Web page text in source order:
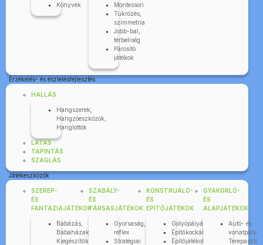
Könyvek
Montessori
Tükrözés,
szimmetria
Jobb-bal,
térbeliség
Párosító
játékok
Érzékelés- és észlelésfejlesztés
HALLÁS
Hangszerek,
Hangzóeszközök,
Hanglottók
LÁTÁS
TAPINTÁS
SZAGLÁS
Játékeszközök
SZEREP-
ÉS
FANTÁZIAJÁTÉKOK
Babázás,
Babaházak,
Kiegészítők
SZABÁLY-
ÉS
TÁRSASJÁTÉKOK
Gyorsaság,
reflex
Stratégiai
KONSTRUÁLÓ-
ÉS
ÉPÍTŐJÁTÉKOK
Golyópályák
Építőkockák
Építőjátékok
GYAKORLÓ-
ÉS
ALAPJÁTÉKOK
Autó- és